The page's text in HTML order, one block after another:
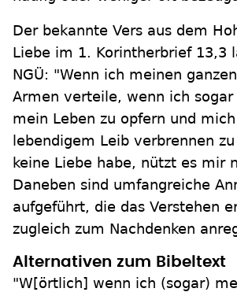
Der bekannte Vers aus dem
Liebe im 1. Korintherbrief 13,3
NGÜ: "Wenn ich meinen
Armen verteile, wenn ich
mein Leben zu opfern und
lebendigem Leib verbrennen
keine Liebe habe, nützt es mir
Daneben sind umfangreiche
aufgeführt, die das Verstehen
zugleich zum Nachdenken
Alternativen zum Bibeltext
"W[örtlich] wenn ich (sogar)